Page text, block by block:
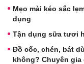
Mẹo mài kéo sắc
dụng
Tận dụng sữa tươi
Đồ cốc, chén, bát
không? Chuyên